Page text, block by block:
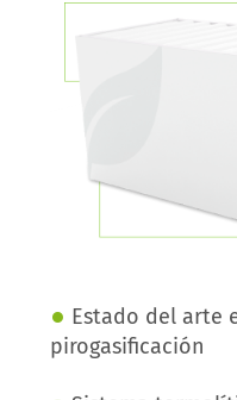
• Estado del arte
pirogasificación